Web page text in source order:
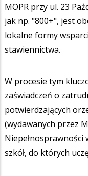
MOPR przy ul. 23
jak np. "800+", jest
lokalne formy
stawiennictwa.
W procesie tym
zaświadczeń o
potwierdzających
(wydawanych przez
Niepełnosprawności
szkół, do których